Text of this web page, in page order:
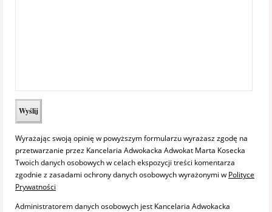
Wyrażając swoją opinię w powyższym formularzu wyrażasz zgodę na
przetwarzanie przez Kancelaria Adwokacka Adwokat Marta Kosecka
Twoich danych osobowych w celach ekspozycji treści komentarza
zgodnie z zasadami ochrony danych osobowych wyrażonymi w Polityce
Prywatności
Administratorem danych osobowych jest Kancelaria Adwokacka